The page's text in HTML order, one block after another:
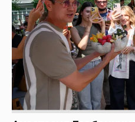
фестиваля «Баланс
рассматриваем